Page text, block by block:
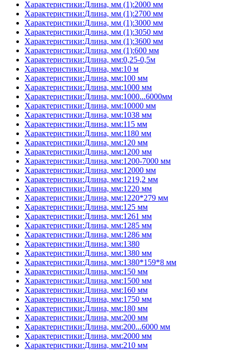
Характеристики:Длина, мм (1):2000 мм
Характеристики:Длина, мм (1):2700 мм
Характеристики:Длина, мм (1):3000 мм
Характеристики:Длина, мм (1):3050 мм
Характеристики:Длина, мм (1):3600 мм
Характеристики:Длина, мм (1):600 мм
Характеристики:Длина, мм:0,25-0,5м
Характеристики:Длина, мм:10 м
Характеристики:Длина, мм:100 мм
Характеристики:Длина, мм:1000 мм
Характеристики:Длина, мм:1000...6000мм
Характеристики:Длина, мм:10000 мм
Характеристики:Длина, мм:1038 мм
Характеристики:Длина, мм:115 мм
Характеристики:Длина, мм:1180 мм
Характеристики:Длина, мм:120 мм
Характеристики:Длина, мм:1200 мм
Характеристики:Длина, мм:1200-7000 мм
Характеристики:Длина, мм:12000 мм
Характеристики:Длина, мм:1219,2 мм
Характеристики:Длина, мм:1220 мм
Характеристики:Длина, мм:1220*279 мм
Характеристики:Длина, мм:125 мм
Характеристики:Длина, мм:1261 мм
Характеристики:Длина, мм:1285 мм
Характеристики:Длина, мм:1286 мм
Характеристики:Длина, мм:1380
Характеристики:Длина, мм:1380 мм
Характеристики:Длина, мм:1380*159*8 мм
Характеристики:Длина, мм:150 мм
Характеристики:Длина, мм:1500 мм
Характеристики:Длина, мм:160 мм
Характеристики:Длина, мм:1750 мм
Характеристики:Длина, мм:180 мм
Характеристики:Длина, мм:200 мм
Характеристики:Длина, мм:200...6000 мм
Характеристики:Длина, мм:2000 мм
Характеристики:Длина, мм:210 мм